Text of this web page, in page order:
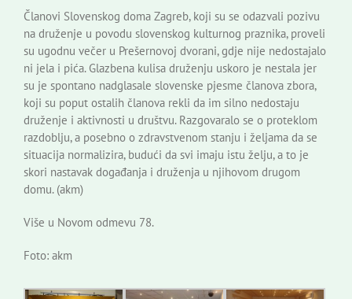
Kontakti
Novi odmev – naše glasilo
Izdavaštvo
Korisne informacije
Članovi Slovenskog doma Zagreb, koji su se odazvali pozivu
na druženje u povodu slovenskog kulturnog praznika, proveli
su ugodnu večer u Prešernovoj dvorani, gdje nije nedostajalo
ni jela i pića. Glazbena kulisa druženju uskoro je nestala jer
su je spontano nadglasale slovenske pjesme članova zbora,
koji su poput ostalih članova rekli da im silno nedostaju
druženje i aktivnosti u društvu. Razgovaralo se o proteklom
razdoblju, a posebno o zdravstvenom stanju i željama da se
situacija normalizira, budući da svi imaju istu želju, a to je
skori nastavak događanja i druženja u njihovom drugom
domu. (akm)
Više u Novom odmevu 78.
Foto: akm